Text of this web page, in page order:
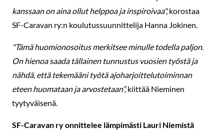
kanssaan on aina ollut helppoa ja inspiroivaa",korostaa
SF-Caravan ry:n koulutussuunnittelija Hanna Jokinen.
"Tämä huomionosoitus merkitsee minulle todella paljon.
On hienoa saada tällainen tunnustus vuosien työstä ja
nähdä, että tekemääni työtä ajoharjoittelutoiminnan
eteen huomataan ja arvostetaan”,kiittää Nieminen
tyytyväisenä.
SF-Caravan ry onnittelee lämpimästi Lauri Niemistä